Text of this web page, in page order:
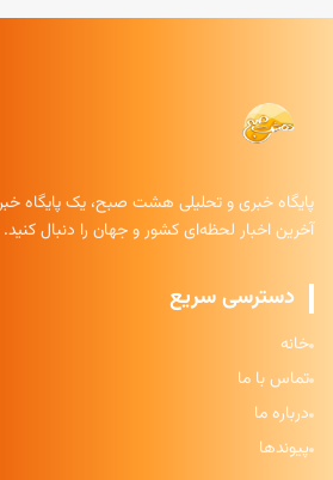
پایگاه خبری و تحلیلی هشت صبح، یک پایگاه
آخرین اخبار لحظه‌ای کشور و جهان را دنبال کنید.
دسترسی سریع
خانه
تماس با ما
درباره ما
پیوندها